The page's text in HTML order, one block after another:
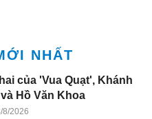
NHẤT
của 'Vua Quạt', Khánh
Hồ Văn Khoa
8/2026